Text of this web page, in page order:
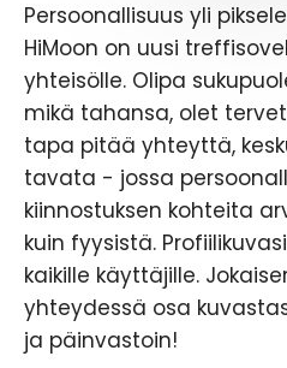
Persoonallisuus yli
HiMoon on uusi
yhteisölle. Olipa
mikä tahansa, olet
tapa pitää yhteyttä,
tavata - jossa
kiinnostuksen kohteita
kuin fyysistä.
kaikille käyttäjille.
yhteydessä osa
ja päinvastoin!